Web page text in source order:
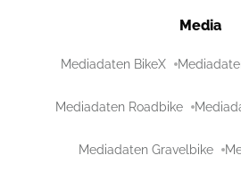
Media
Mediadaten BikeX
Mediadaten Roadbike
Mediadaten Gravelbike